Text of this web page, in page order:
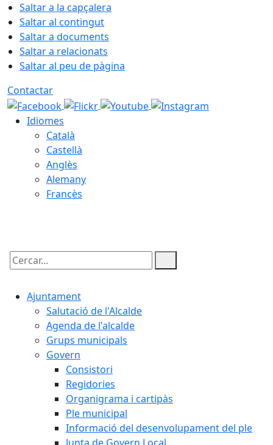
Saltar a la capçalera
Saltar al contingut
Saltar a documents
Saltar a relacionats
Saltar al peu de pàgina
Contactar
Idiomes
Català
Castellà
Anglès
Alemany
Francès
Cercar:
Ajuntament
Salutació de l'Alcalde
Agenda de l'alcalde
Grups municipals
Govern
Consistori
Regidories
Organigrama i cartipàs
Ple municipal
Informació del desenvolupament del ple